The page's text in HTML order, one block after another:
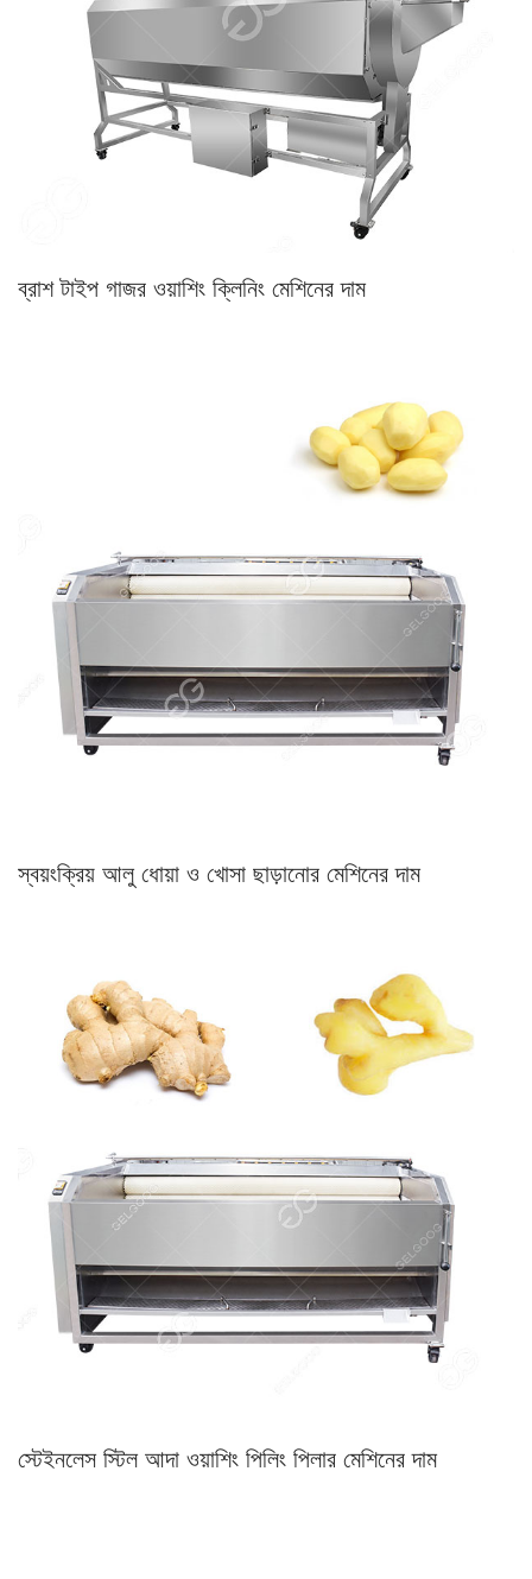
ব্রাশ টাইপ গাজর ওয়াশিং ক্লিনিং মেশিনের দাম
স্বয়ংক্রিয় আলু ধোয়া ও খোসা ছাড়ানোর মেশিনের দাম
স্টেইনলেস স্টিল আদা ওয়াশিং পিলিং পিলার মেশিনের দাম